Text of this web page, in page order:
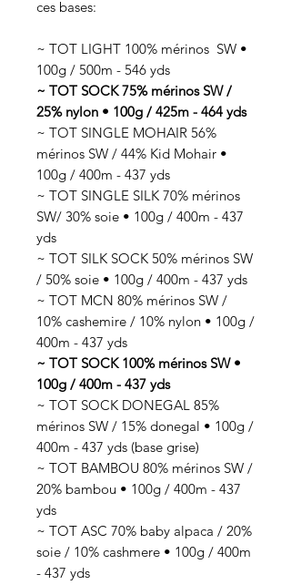
ces bases:
~ TOT LIGHT 100% mérinos SW •
100g / 500m - 546 yds
~ TOT SOCK 75% mérinos SW /
25% nylon • 100g / 425m - 464 yds
~ TOT SINGLE MOHAIR 56%
mérinos SW / 44% Kid Mohair •
100g / 400m - 437 yds
~ TOT SINGLE SILK 70% mérinos
SW/ 30% soie • 100g / 400m - 437
yds
~ TOT SILK SOCK 50% mérinos SW
/ 50% soie • 100g / 400m - 437 yds
~ TOT MCN 80% mérinos SW /
10% cashemire / 10% nylon • 100g /
400m - 437 yds
~ TOT SOCK 100% mérinos SW •
100g / 400m - 437 yds
~ TOT SOCK DONEGAL 85%
mérinos SW / 15% donegal • 100g /
400m - 437 yds (base grise)
~ TOT BAMBOU 80% mérinos SW /
20% bambou • 100g / 400m - 437
yds
~ TOT ASC 70% baby alpaca / 20%
soie / 10% cashmere • 100g / 400m
- 437 yds